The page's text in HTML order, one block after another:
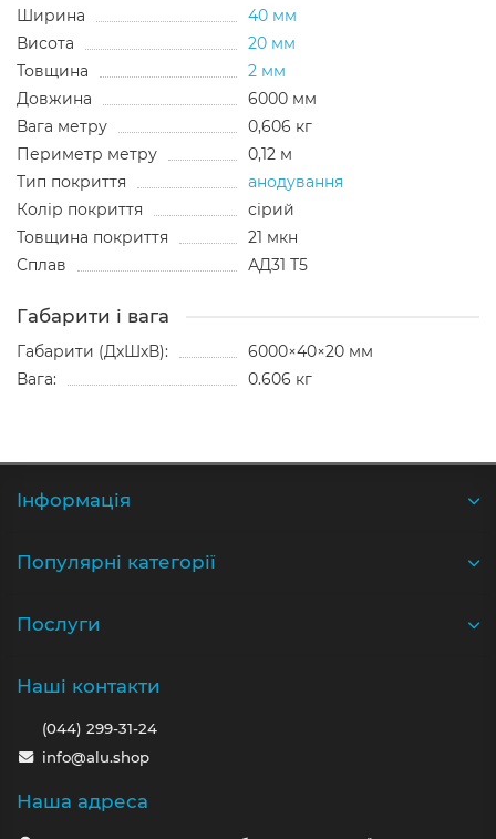
Ширина
40 мм
Висота
20 мм
Товщина
2 мм
Довжина
6000 мм
Вага метру
0,606 кг
Периметр метру
0,12 м
Тип покриття
анодування
Колір покриття
сірий
Товщина покриття
21 мкн
Сплав
АД31 Т5
Габарити і вага
Габарити (ДхШхВ):
6000×40×20 мм
Вага:
0.606 кг
Iнформація
Популярні категорії
Послуги
Наші контакти
(044) 299-31-24
info@alu.shop
Наша адреса